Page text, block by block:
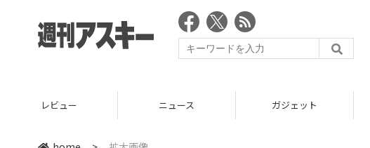
レビュー ニュース ガジェット